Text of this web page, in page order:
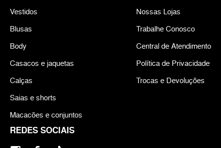
REDES SOCIAIS
Vestidos
Blusas
Body
Casacos e jaquetas
Calças
Saias e shorts
Macacões e conjuntos
Nossas Lojas
Trabalhe Conosco
Central de Atendimento
Política de Privacidade
Trocas e Devoluções